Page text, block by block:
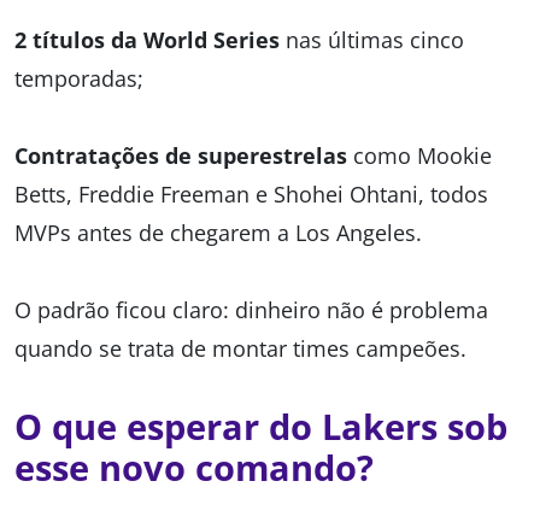
2 títulos da World Series nas últimas cinco
temporadas;
Contratações de superestrelas como Mookie
Betts, Freddie Freeman e Shohei Ohtani, todos
MVPs antes de chegarem a Los Angeles.
O padrão ficou claro: dinheiro não é problema
quando se trata de montar times campeões.
O que esperar do Lakers sob
esse novo comando?